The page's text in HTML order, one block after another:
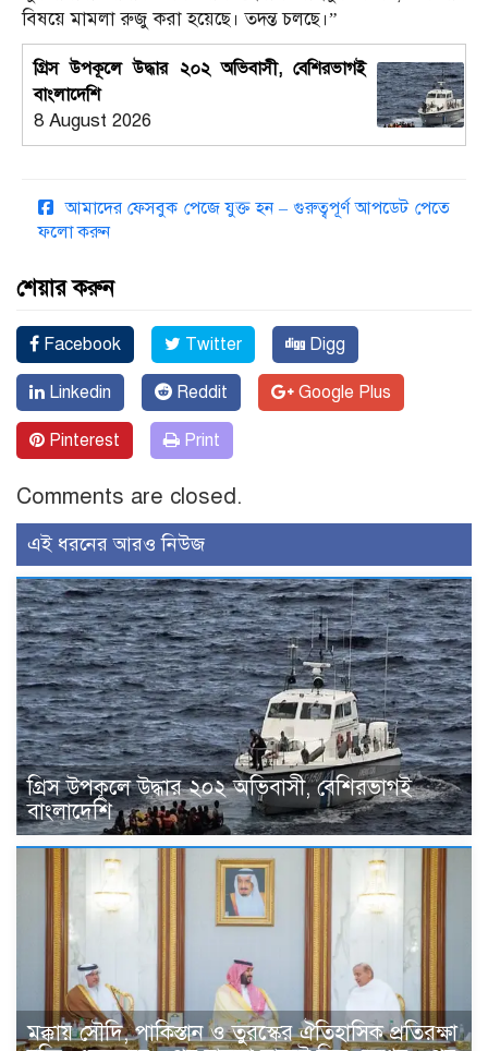
বিষয়ে মামলা রুজু করা হয়েছে। তদন্ত চলছে।”
গ্রিস উপকূলে উদ্ধার ২০২ অভিবাসী, বেশিরভাগই
বাংলাদেশি
8 August 2026
আমাদের ফেসবুক পেজে যুক্ত হন – গুরুত্বপূর্ণ আপডেট পেতে
ফলো করুন
শেয়ার করুন
Facebook Twitter Digg
Linkedin Reddit Google Plus
Pinterest Print
Comments are closed.
এই ধরনের আরও নিউজ
গ্রিস উপকূলে উদ্ধার ২০২ অভিবাসী, বেশিরভাগই
বাংলাদেশি
মক্কায় সৌদি, পাকিস্তান ও তুরস্কের ঐতিহাসিক প্রতিরক্ষা